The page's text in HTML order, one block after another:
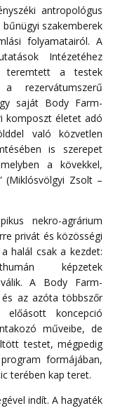
antropológus
szakemberek
folyamatairól. A
Intézetéhez
teremtett a testek
rezervátumszerű
saját Body Farm-
komposzt életet adó
való közvetlen
is szerepet
a kövekkel,
(Miklósvölgyi Zsolt –
nekro-agrárium
privát és közösségi
halál csak a kezdet:
képzetek
válik. A Body Farm-
az azóta többszőr
koncepció
műveibe, de
testet, mégpedig
formájában,
terében kap teret.
indít. A hagyaték